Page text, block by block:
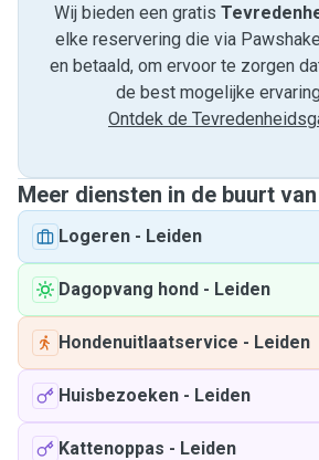
Wij bieden een gratis
elke reservering die via
en betaald, om ervoor te zorgen
de best mogelijke
Ontdek de
Meer diensten in de buurt
Logeren - Leiden
Dagopvang hond - Leiden
Hondenuitlaatservice - Leiden
Huisbezoeken - Leiden
Kattenoppas - Leiden